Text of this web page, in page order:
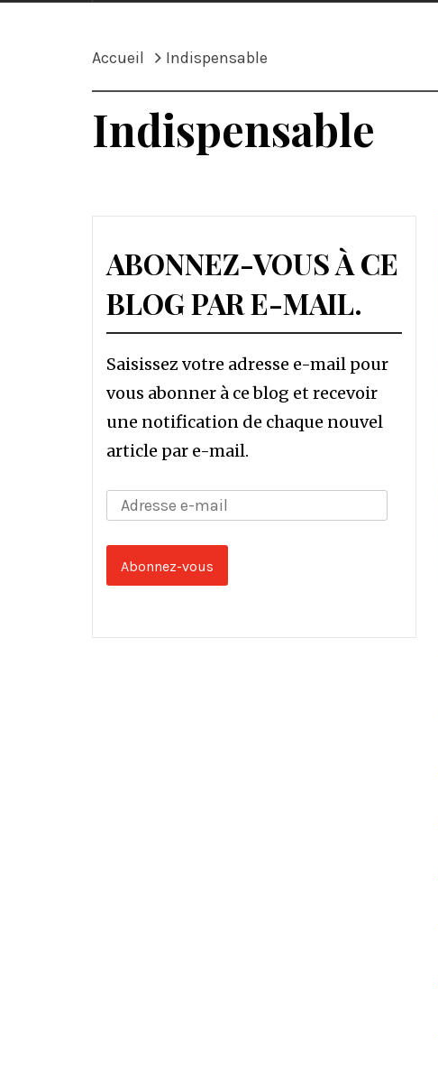
Accueil Indispensable
Indispensable
ABONNEZ-VOUS À CE
BLOG PAR E-MAIL.
Saisissez votre adresse e-mail pour
vous abonner à ce blog et recevoir
une notification de chaque nouvel
article par e-mail.
Adresse
mail
Abonnez-vous